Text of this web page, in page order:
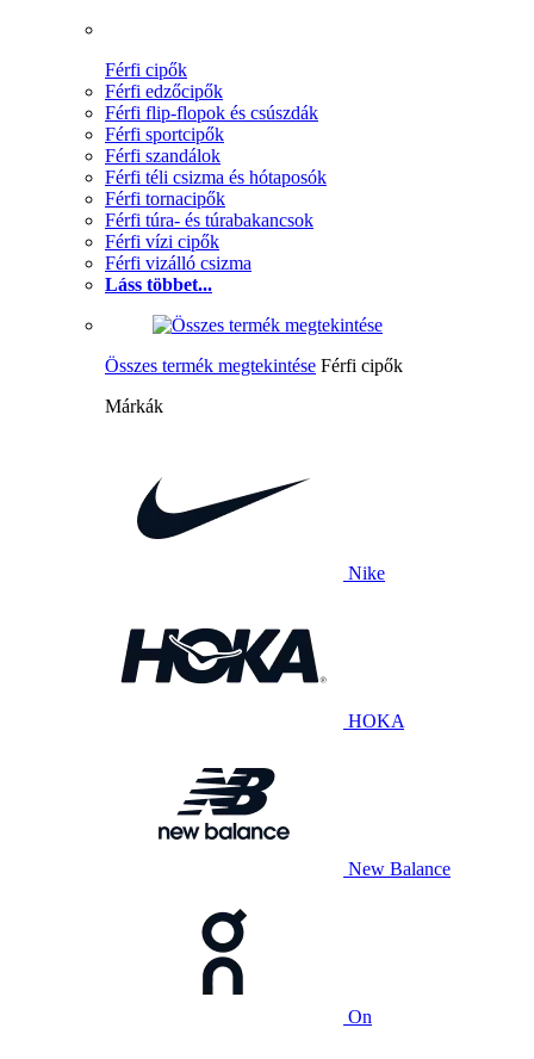
Férfi cipők
Férfi edzőcipők
Férfi flip-flopok és csúszdák
Férfi sportcipők
Férfi szandálok
Férfi téli csizma és hótaposók
Férfi tornacipők
Férfi túra- és túrabakancsok
Férfi vízi cipők
Férfi vizálló csizma
Láss többet...
Összes termék megtekintése Férfi cipők
Márkák
Nike
HOKA
New Balance
On